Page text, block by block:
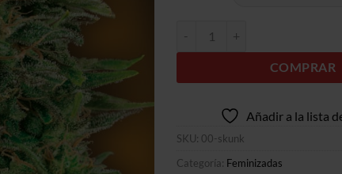
COMPRAR
Añadir a la lista
SKU: 00-skunk
Categoría: Feminizadas